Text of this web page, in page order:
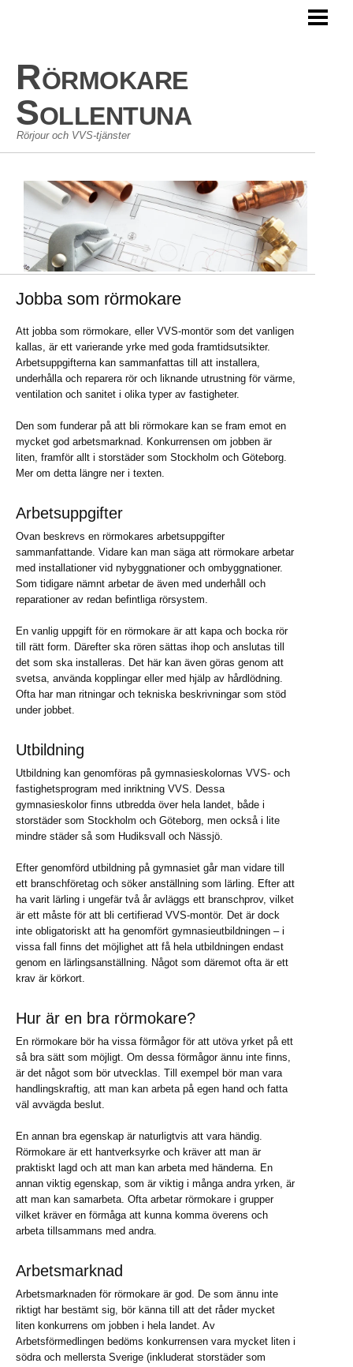
JOUR
Rörmokare
Sollentuna
Rörjour och VVS-tjänster
Jobba som rörmokare
Att jobba som rörmokare, eller VVS-montör som det vanligen
kallas, är ett varierande yrke med goda framtidsutsikter.
Arbetsuppgifterna kan sammanfattas till att installera,
underhålla och reparera rör och liknande utrustning för värme,
ventilation och sanitet i olika typer av fastigheter.
Den som funderar på att bli rörmokare kan se fram emot en
mycket god arbetsmarknad. Konkurrensen om jobben är
liten, framför allt i storstäder som Stockholm och Göteborg.
Mer om detta längre ner i texten.
Arbetsuppgifter
Ovan beskrevs en rörmokares arbetsuppgifter
sammanfattande. Vidare kan man säga att rörmokare arbetar
med installationer vid nybyggnationer och ombyggnationer.
Som tidigare nämnt arbetar de även med underhåll och
reparationer av redan befintliga rörsystem.
En vanlig uppgift för en rörmokare är att kapa och bocka rör
till rätt form. Därefter ska rören sättas ihop och anslutas till
det som ska installeras. Det här kan även göras genom att
svetsa, använda kopplingar eller med hjälp av hårdlödning.
Ofta har man ritningar och tekniska beskrivningar som stöd
under jobbet.
Utbildning
Utbildning kan genomföras på gymnasieskolornas VVS- och
fastighetsprogram med inriktning VVS. Dessa
gymnasieskolor finns utbredda över hela landet, både i
storstäder som Stockholm och Göteborg, men också i lite
mindre städer så som Hudiksvall och Nässjö.
Efter genomförd utbildning på gymnasiet går man vidare till
ett branschföretag och söker anställning som lärling. Efter att
ha varit lärling i ungefär två år avläggs ett branschprov, vilket
är ett måste för att bli certifierad VVS-montör. Det är dock
inte obligatoriskt att ha genomfört gymnasieutbildningen – i
vissa fall finns det möjlighet att få hela utbildningen endast
genom en lärlingsanställning. Något som däremot ofta är ett
krav är körkort.
Hur är en bra rörmokare?
En rörmokare bör ha vissa förmågor för att utöva yrket på ett
så bra sätt som möjligt. Om dessa förmågor ännu inte finns,
är det något som bör utvecklas. Till exempel bör man vara
handlingskraftig, att man kan arbeta på egen hand och fatta
väl avvägda beslut.
En annan bra egenskap är naturligtvis att vara händig.
Rörmokare är ett hantverksyrke och kräver att man är
praktiskt lagd och att man kan arbeta med händerna. En
annan viktig egenskap, som är viktig i många andra yrken, är
att man kan samarbeta. Ofta arbetar rörmokare i grupper
vilket kräver en förmåga att kunna komma överens och
arbeta tillsammans med andra.
Arbetsmarknad
Arbetsmarknaden för rörmokare är god. De som ännu inte
riktigt har bestämt sig, bör känna till att det råder mycket
liten konkurrens om jobben i hela landet. Av
Arbetsförmedlingen bedöms konkurrensen vara mycket liten i
södra och mellersta Sverige (inkluderat storstäder som